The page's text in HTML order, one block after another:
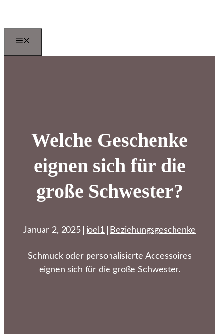
springen
Welche Geschenke
eignen sich für die
große Schwester?
Januar 2, 2025 joel1 Beziehungsgeschenke
Schmuck oder personalisierte Accessoires
eignen sich für die große Schwester.